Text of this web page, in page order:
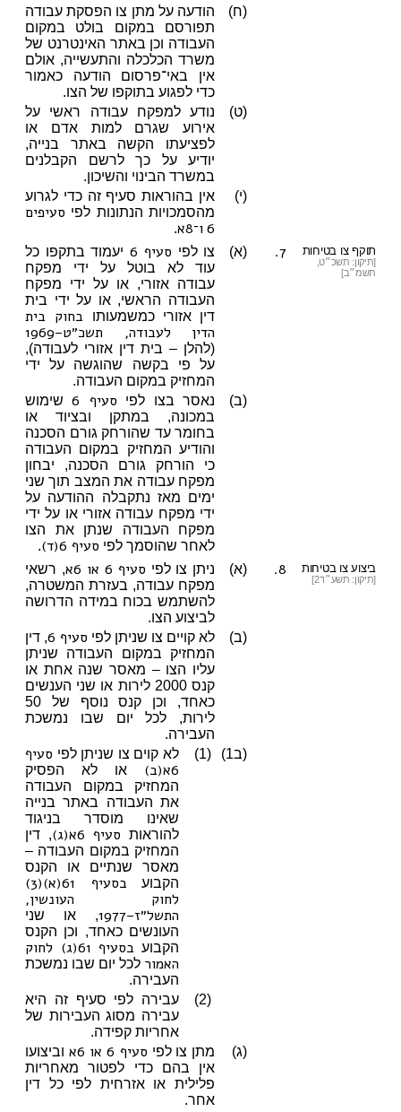
(ח)
הודעה על מתן צו הפסקת עבודה
תפורסם במקום בולט במקום
העבודה וכן באתר האינטרנט של
משרד הכלכלה והתעשייה, אולם
אין באי־פרסום הודעה כאמור
כדי לפגוע בתוקפו של הצו.
(ט)
נודע למפקח עבודה ראשי על
אירוע שגרם למות אדם או
לפציעתו הקשה באתר בנייה,
יודיע על כך לרשם הקבלנים
במשרד הבינוי והשיכון.
(י)
אין בהוראות סעיף זה כדי לגרוע
מהסמכויות הנתונות לפי סעיפים
6 ו־8א .
7. תוקף צו בטיחות
[תיקון: תשכ״ט,
תשמ״ב]
(א) צו לפי סעיף 6
יעמוד בתקפו כל
עוד לא בוטל על ידי מפקח
עבודה אזורי, או על ידי מפקח
העבודה הראשי, או על ידי בית
דין אזורי כמשמעותו בחוק בית
הדין לעבודה, תשכ״ט–1969
(להלן – בית דין אזורי לעבודה),
על פי בקשה שהוגשה על ידי
המחזיק במקום העבודה.
(ב)
נאסר בצו לפי סעיף 6
שימוש
במכונה, במתקן ובציוד או
בחומר עד שהורחק גורם הסכנה
והודיע המחזיק במקום העבודה
כי הורחק גורם הסכנה, יבחון
מפקח עבודה את המצב תוך שני
ימים מאז נתקבלה ההודעה על
ידי מפקח עבודה אזורי או על ידי
מפקח העבודה שנתן את הצו
לאחר שהוסמך לפי סעיף 6(ד) .
8. ביצוע צו בטיחות
[תיקון: תשע״ו־2]
(א) ניתן צו לפי סעיף 6 או 6א
, רשאי
מפקח עבודה, בעזרת המשטרה,
להשתמש בכוח במידה הדרושה
לביצוע הצו.
(ב)
לא קויים צו שניתן לפי סעיף 6
, דין
המחזיק במקום העבודה שניתן
עליו הצו – מאסר שנה אחת או
קנס 2000 לירות או שני הענשים
כאחד, וכן קנס נוסף של 50
לירות, לכל יום שבו נמשכת
העבירה.
(ב1)
(1) לא קוים צו שניתן לפי סעיף
6א(ב)
או לא הפסיק
המחזיק במקום העבודה
את העבודה באתר בנייה
שאינו מוסדר בניגוד
להוראות סעיף 6א(ג)
, דין
המחזיק במקום העבודה –
מאסר שנתיים או הקנס
הקבוע
בסעיף 61(א)(3)
לחוק העונשין,
התשל״ז–1977
, או שני
העונשים כאחד, וכן הקנס
הקבוע
בסעיף 61(ג) לחוק
האמור לכל יום שבו נמשכת
העבירה.
(2)
עבירה לפי סעיף זה היא
עבירה מסוג העבירות של
אחריות קפידה.
(ג)
מתן צו לפי סעיף 6 או 6א
וביצועו
אין בהם כדי לפטור מאחריות
פלילית או אזרחית לפי כל דין
אחר.